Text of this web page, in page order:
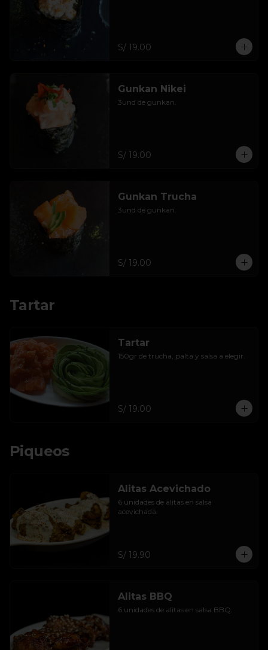
S/ 19.00
Gunkan Nikei
3und de gunkan.
S/ 19.00
Gunkan Trucha
3und de gunkan.
S/ 19.00
Tartar
Tartar
150gr de trucha, palta y salsa a elegir.
S/ 19.00
Piqueos
Alitas Acevichado
6 unidades de alitas en salsa
acevichada.
S/ 19.90
Alitas BBQ
6 unidades de alitas en salsa BBQ.